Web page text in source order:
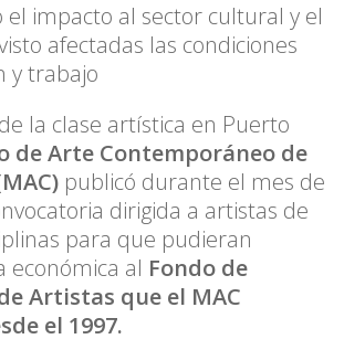
el impacto al sector cultural y el
afectadas las condiciones
y trabajo
la clase artística en Puerto
de Arte Contemporáneo de
publicó durante el mes de
dirigida a artistas de
para que pudieran
económica al Fondo de
Artistas que el MAC
el 1997.